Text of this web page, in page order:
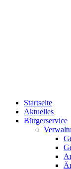
Startseite
Aktuelles
Bürgerservice